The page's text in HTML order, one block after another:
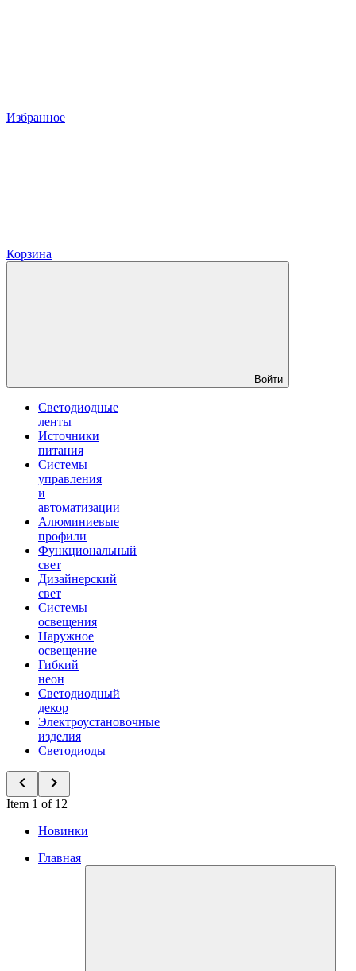
Избранное
Корзина
Войти
Светодиодные
ленты
Источники
питания
Системы
управления
и
автоматизации
Алюминиевые
профили
Функциональный
свет
Дизайнерский
свет
Системы
освещения
Наружное
освещение
Гибкий
неон
Светодиодный
декор
Электроустановочные
изделия
Светодиоды
Item 1 of 12
Новинки
Главная